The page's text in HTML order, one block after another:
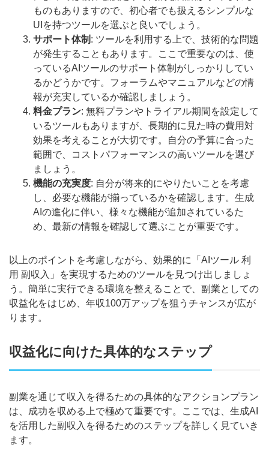
ものもありますので、初心者でも扱えるシンプルな
UIを持つツールを選ぶと良いでしょう。
サポート体制 : ツールを利用する上で、技術的な問題
が発生することもあります。ここで重要なのは、使
っているAIツールのサポート体制がしっかりしてい
るかどうかです。フォーラムやマニュアルなどの情
報が充実しているか確認しましょう。
料金プラン: 無料プランやトライアル期間を設定して
いるツールもありますが、長期的に見た時の費用対
効果を考えることが大切です。自分の予算に合った
範囲で、コストパフォーマンスの高いツールを選び
ましょう。
機能の充実度: 自分が将来的にやりたいことを考慮
し、必要な機能が揃っているかを確認します。生成
AIの進化に伴い、様々な機能が追加されているた
め、最新の情報を確認して選ぶことが重要です。
以上のポイントを考慮しながら、効果的に「AIツール 利
用 副収入」を実現するためのツールを見つけ出しましょ
う。簡単に実行できる環境を整えることで、副業としての
収益化をはじめ、年収100万アップを狙うチャンスが広が
ります。
収益化に向けた具体的なステップ
副業を通じて収入を得るための具体的なアクションプラン
は、成功を収める上で極めて重要です。ここでは、生成AI
を活用した副収入を得るためのステップを詳しく見ていき
ます。